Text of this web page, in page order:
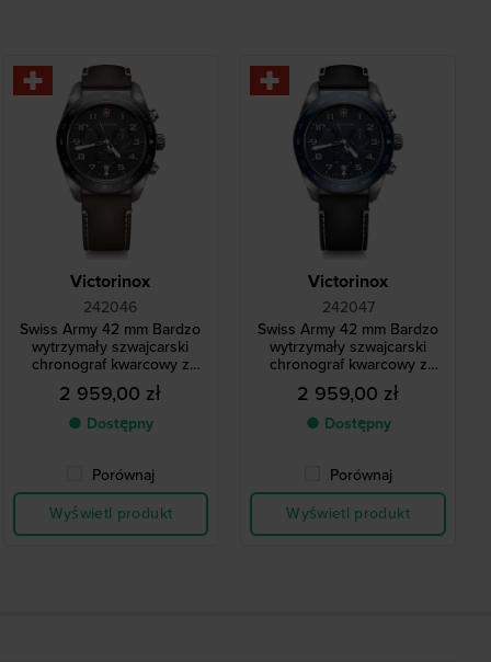
Victorinox
242046
Swiss Army 42 mm Bardzo
wytrzymały szwajcarski
chronograf kwarcowy z
datownikiem
2 959,00 zł
● Dostępny
Porównaj
Wyświetl produkt
Victorinox
242047
Swiss Army 42 mm Bardzo
wytrzymały szwajcarski
chronograf kwarcowy z
datownikiem
2 959,00 zł
● Dostępny
Porównaj
Wyświetl produkt